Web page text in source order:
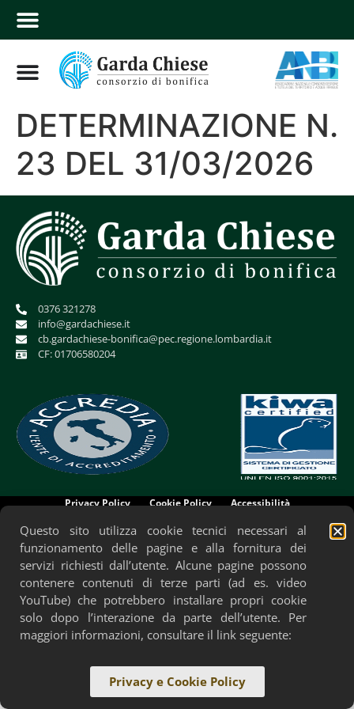
DETERMINAZIONE N.
23 DEL 31/03/2026
0376 321278
info@gardachiese.it
cb.gardachiese-bonifica@pec.regione.lombardia.it
CF: 01706580204
Privacy Policy Cookie Policy Accessibilità
Questo sito utilizza cookie tecnici necessari al
funzionamento delle pagine e alla fornitura dei
servizi richiesti dall’utente. Alcune pagine possono
contenere contenuti di terze parti (ad es. video
YouTube) che potrebbero installare propri cookie
solo dopo l’interazione da parte dell’utente. Per
maggiori informazioni, consultare il link seguente:
Privacy e Cookie Policy